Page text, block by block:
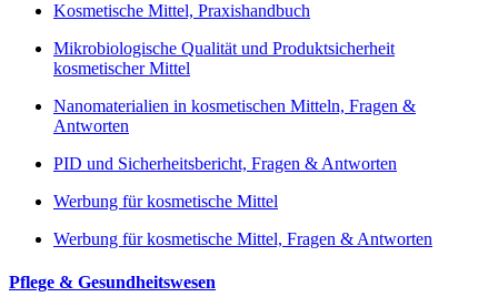
Kosmetische Mittel, Praxishandbuch
Mikrobiologische Qualität und Produktsicherheit
kosmetischer Mittel
Nanomaterialien in kosmetischen Mitteln, Fragen &
Antworten
PID und Sicherheitsbericht, Fragen & Antworten
Werbung für kosmetische Mittel
Werbung für kosmetische Mittel, Fragen & Antworten
Pflege & Gesundheitswesen